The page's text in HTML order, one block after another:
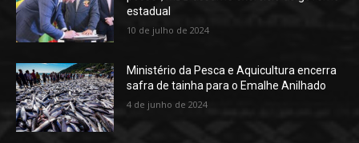
estadual
10 de julho de 2024
Ministério da Pesca e Aquicultura encerra
safra de tainha para o Emalhe Anilhado
4 de junho de 2024